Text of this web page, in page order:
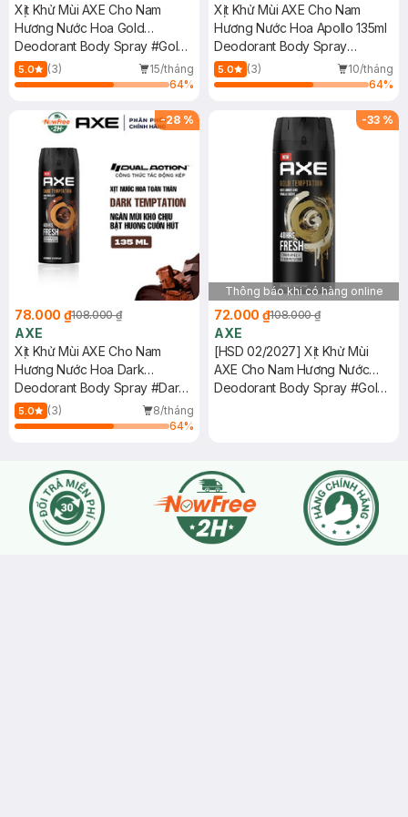
Xịt Khử Mùi AXE Cho Nam
Hương Nước Hoa Gold
Temptation 135ml
Deodorant Body Spray #Gold
Temptation
5.0 (3)
15/tháng
64%
Xịt Khử Mùi AXE Cho Nam
Hương Nước Hoa Apollo 135ml
Deodorant Body Spray
#Apollo
5.0 (3)
10/tháng
64%
-28 %
78.000 ₫108.000 ₫
AXE
Xịt Khử Mùi AXE Cho Nam
Hương Nước Hoa Dark
Temptation 135ml
Deodorant Body Spray #Dark
Temptation
5.0 (3)
8/tháng
64%
-33 %
Thông báo khi có hàng online
72.000 ₫108.000 ₫
AXE
[HSD 02/2027] Xịt Khử Mùi
AXE Cho Nam Hương Nước
Hoa Gold Temptation 135ml
Deodorant Body Spray #Gold